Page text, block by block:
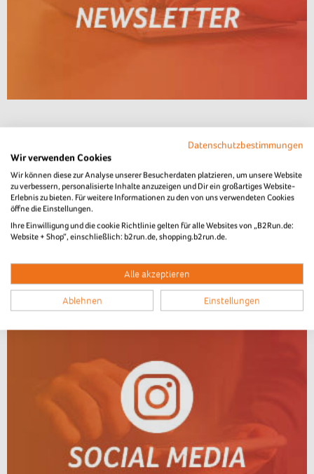
Datenschutzbestimmungen
Wir verwenden Cookies
Wir können diese zur Analyse unserer Besucherdaten platzieren, um unsere Website
zu verbessern, personalisierte Inhalte anzuzeigen und Dir ein großartiges Website-
Erlebnis zu bieten. Für weitere Informationen zu den von uns verwendeten Cookies
öffne die Einstellungen.
Ihre Einwilligung und die cookie Richtlinie gelten für alle Websites von „B2Run.de:
Website + Shop“, einschließlich: b2run.de, shopping.b2run.de.
Alle akzeptieren
Ablehnen Einstellungen